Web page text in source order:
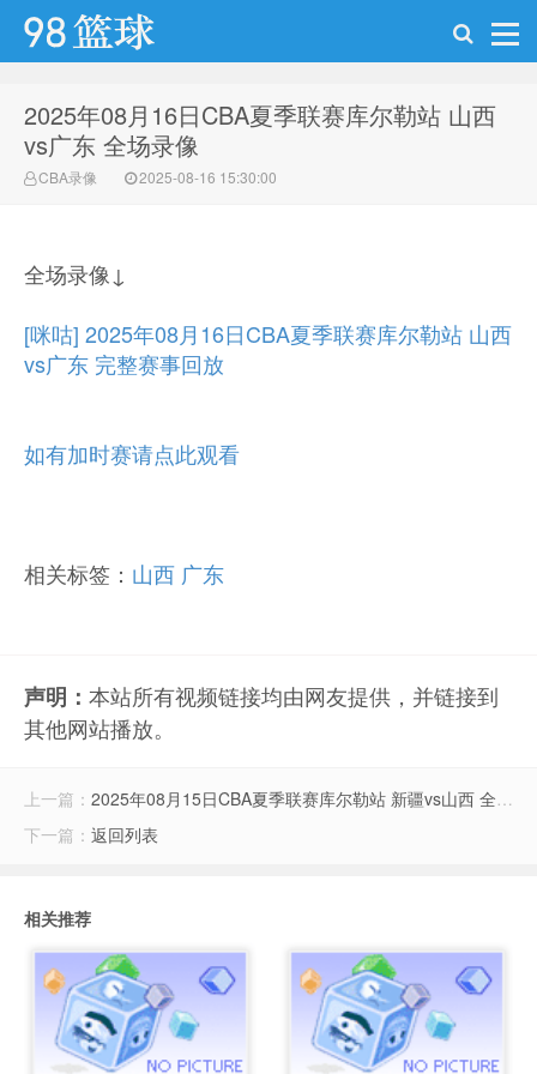
98篮球网
2025年08月16日CBA夏季联赛库尔勒站 山西
vs广东 全场录像
CBA录像 2025-08-16 15:30:00
全场录像↓
[咪咕] 2025年08月16日CBA夏季联赛库尔勒站 山西
vs广东 完整赛事回放
如有加时赛请点此观看
相关标签： 山西 广东
声明： 本站所有视频链接均由网友提供，并链接到
其他网站播放。
上一篇： 2025年08月15日CBA夏季联赛库尔勒站 新疆vs山西 全场录像
下一篇： 返回列表
相关推荐